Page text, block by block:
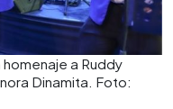
a Ruddy
Dinamita. Foto: